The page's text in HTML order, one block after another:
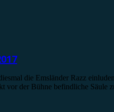
die Emsländer Razz
der Bühne befindliche Säule